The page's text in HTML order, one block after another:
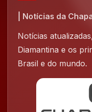
| Notícias da
Notícias
Diamantina e os
Brasil e do mundo.